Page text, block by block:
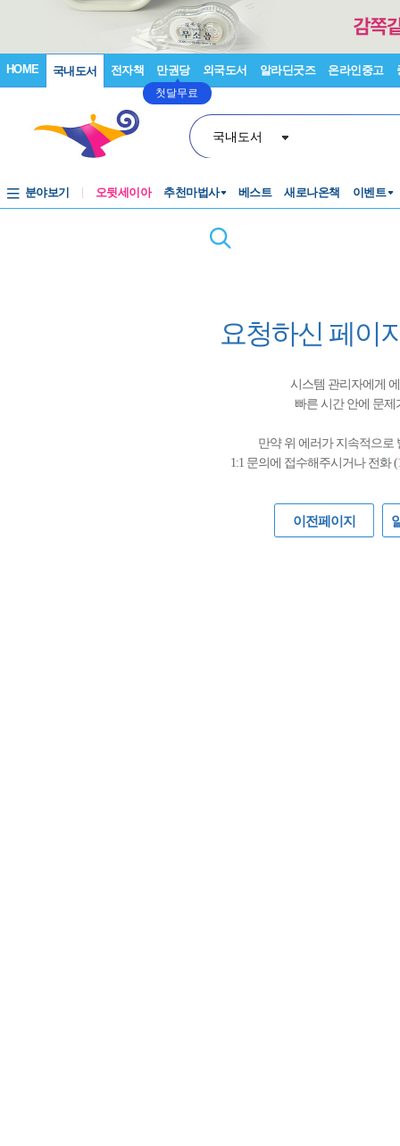
HOME 국내도서 전자책 만권당
첫달무료
외국도서 알라딘굿즈 온라인중고
국내도서
분야보기 오뒷세이아 추천마법사 베스트 새로나온책 이벤트
요청하신 페이
시스템 관리자에게
빠른 시간 안에 문
만약 위 에러가 지속적으로
1:1 문의에 접수해주시거나 전화 (
이전페이지